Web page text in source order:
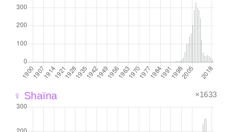
♀ Shaïna ×1633